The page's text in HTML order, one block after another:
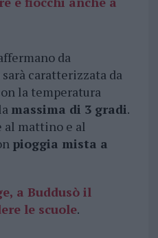
da
caratterizzata da
la temperatura
massima di 3 gradi.
al mattino e al
pioggia mista a
a Buddusò il
le scuole.